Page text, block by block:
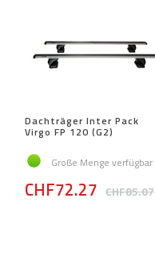
Dachträger Inter Pack
Virgo FP 120 (G2)
Große Menge verfügbar
CHF85.07
CHF72.27